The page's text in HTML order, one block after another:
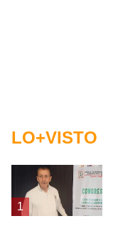
LO+VISTO
1